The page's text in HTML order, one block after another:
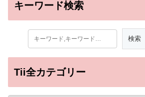
キーワード検索
Tii全カテゴリー